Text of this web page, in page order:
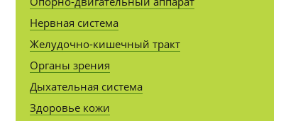
Нервная система
Желудочно-кишечный тракт
Органы зрения
Дыхательная система
Здоровье кожи